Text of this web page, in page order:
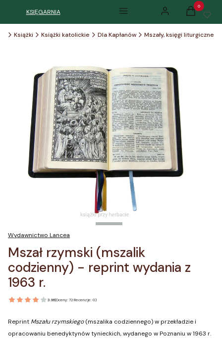
KSIĘGARNIA Menu Zaloguj się Produkty w
Koszyk
Książki Książki katolickie Dla Kapłanów Mszały, księgi liturgiczne
Wydawnictwo Lancea
Mszał rzymski (mszalik
codzienny) - reprint wydania z
1963 r.
3.96(Oceny: 72 Recenzje: 0)
Reprint Mszału rzymskiego(mszalika codziennego) w przekładzie i
opracowaniu benedyktynów tynieckich, wydanego w Poznaniu w 1963 r.